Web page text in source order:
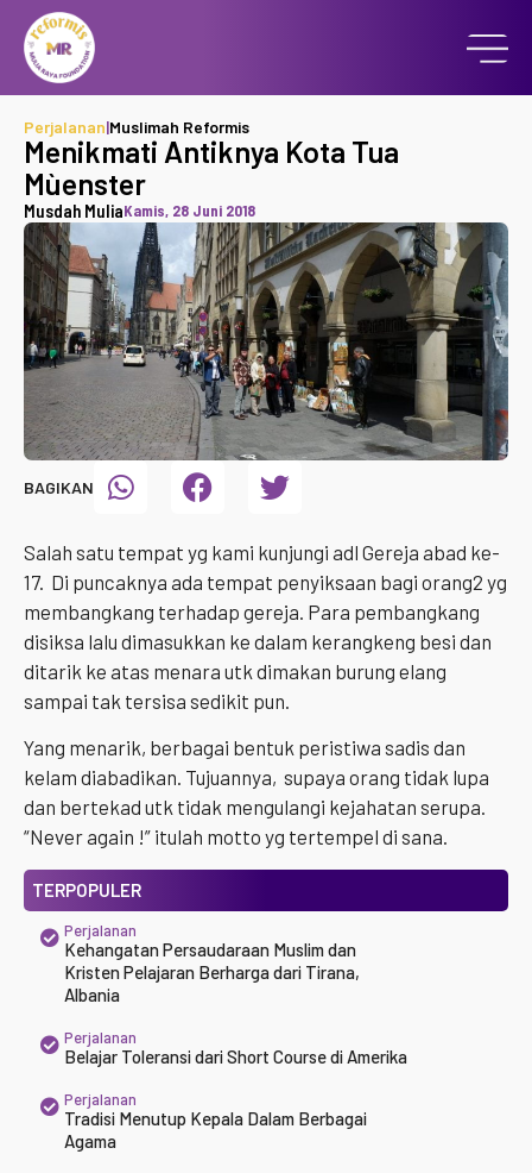
Perjalanan|Muslimah Reformis
Menikmati Antiknya Kota Tua
Mùenster
Musdah MuliaKamis, 28 Juni 2018
BAGIKAN
Salah satu tempat yg kami kunjungi adl Gereja abad ke-
17. Di puncaknya ada tempat penyiksaan bagi orang2 yg
membangkang terhadap gereja. Para pembangkang
disiksa lalu dimasukkan ke dalam kerangkeng besi dan
ditarik ke atas menara utk dimakan burung elang
sampai tak tersisa sedikit pun.
Yang menarik, berbagai bentuk peristiwa sadis dan
kelam diabadikan. Tujuannya, supaya orang tidak lupa
dan bertekad utk tidak mengulangi kejahatan serupa.
“Never again !” itulah motto yg tertempel di sana.
TERPOPULER
Perjalanan
Kehangatan Persaudaraan Muslim dan
Kristen Pelajaran Berharga dari Tirana,
Albania
Perjalanan
Belajar Toleransi dari Short Course di Amerika
Perjalanan
Tradisi Menutup Kepala Dalam Berbagai
Agama